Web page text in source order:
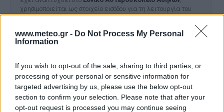
www.meteo.gr - Do Not Process My Personal
Information
If you wish to opt-out of the sale, sharing to third parties, or
processing of your personal or sensitive information for
targeted advertising by us, please use the below opt-out
section to confirm your selection. Please note that after your
opt-out request is processed you may continue seeing
χρησιμοποιείται ως στοιχείο εισόδου για τη λειτουργία του
μοντέλου αέριας ρύπανσηςCAMx. Στις τιμές δεν
σκόνης.